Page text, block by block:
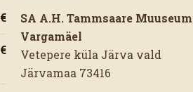
SA A.H. Tammsaare Muuseum
Vargamäel
Vetepere küla Järva vald
Järvamaa 73416